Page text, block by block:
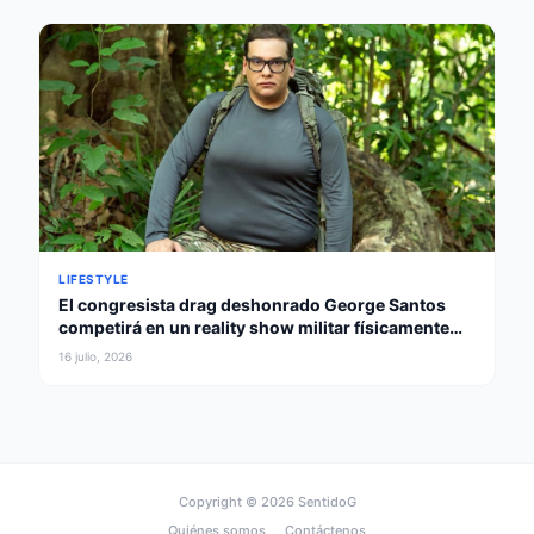
LIFESTYLE
El congresista drag deshonrado George Santos
competirá en un reality show militar físicamente
intenso
16 julio, 2026
Copyright © 2026 SentidoG
Quiénes somos
Contáctenos